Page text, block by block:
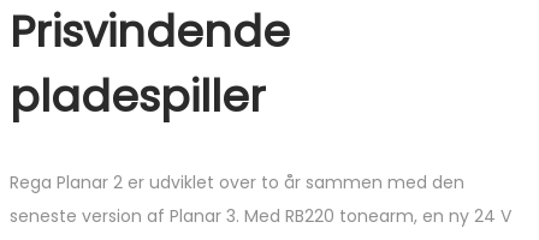
Prisvindende
pladespiller
Rega Planar 2 er udviklet over to år sammen med den
seneste version af Planar 3. Med RB220 tonearm, en ny 24 V